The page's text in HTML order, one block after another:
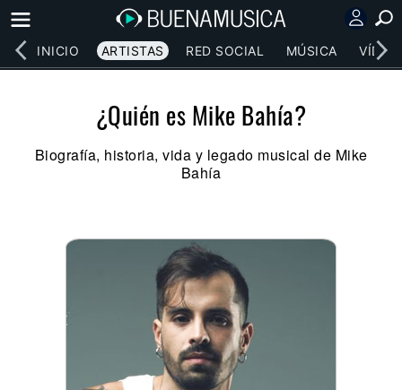
INICIO ARTISTAS RED SOCIAL MÚSICA
¿Quién es Mike Bahía?
Biografía, historia, vida y legado musical de Mike
Bahía